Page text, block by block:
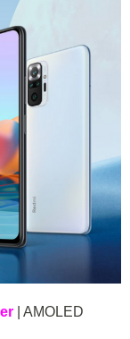
| AMOLED